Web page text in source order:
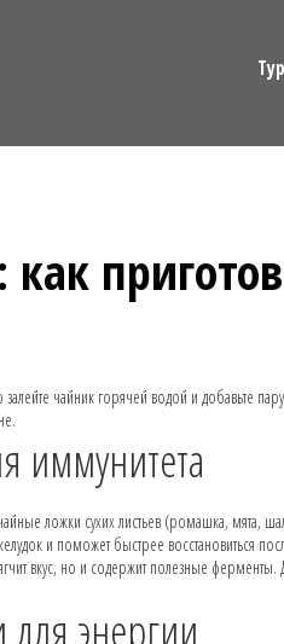
чайник горячей водой и добавьте
иммунитета
ложки сухих листьев (ромашка, мята,
и поможет быстрее восстановиться
вкус, но и содержит полезные
для энергии